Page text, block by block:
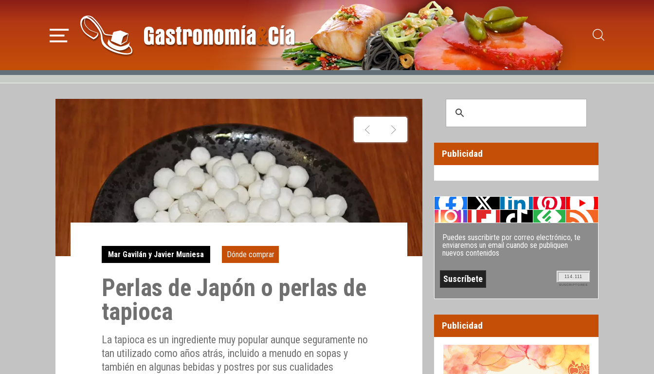
Mar Gavilán y Javier Muniesa Dónde comprar
Perlas de Japón o perlas de
tapioca
La tapioca es un ingrediente muy popular aunque seguramente no
tan utilizado como años atrás, incluido a menudo en sopas y
también en algunas bebidas y postres por sus cualidades
Publicidad
Puedes suscribirte por correo electrónico, te
enviaremos un email cuando se publiquen
nuevos contenidos
114.111
SUSCRIPTORES
Publicidad